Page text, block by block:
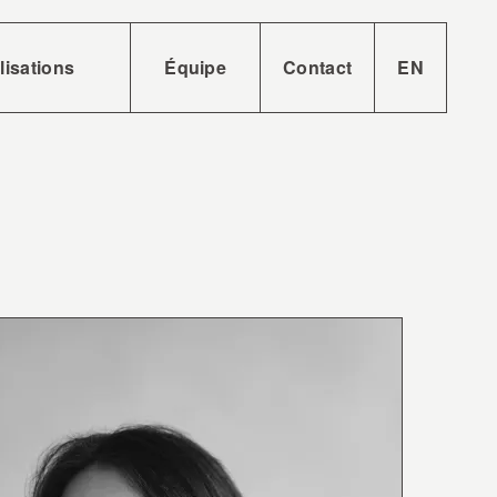
Équipe Contact EN